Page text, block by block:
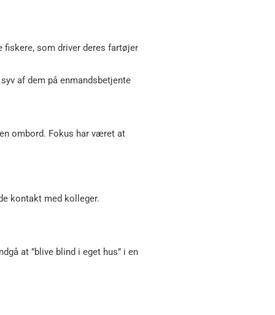
som driver deres fartøjer
af dem på enmandsbetjente
ombord. Fokus har været at
kontakt med kolleger.
at ”blive blind i eget hus” i en